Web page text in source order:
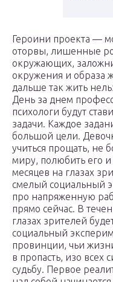
Героини проекта —
оторвы, лишенные
окружающих,
окружения и образа
дальше так жить
День за днем
психологи будут
задачи. Каждое
большой цели.
учиться прощать, не
миру, полюбить его и
месяцев на глазах
смелый социальный
про напряженную
прямо сейчас. В
глазах зрителей
социальный
провинции, чьи
в пропасть, изо всех
судьбу. Первое